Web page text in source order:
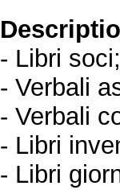
- Libri soci;
- Verbali
- Verbali
- Libri
- Libri